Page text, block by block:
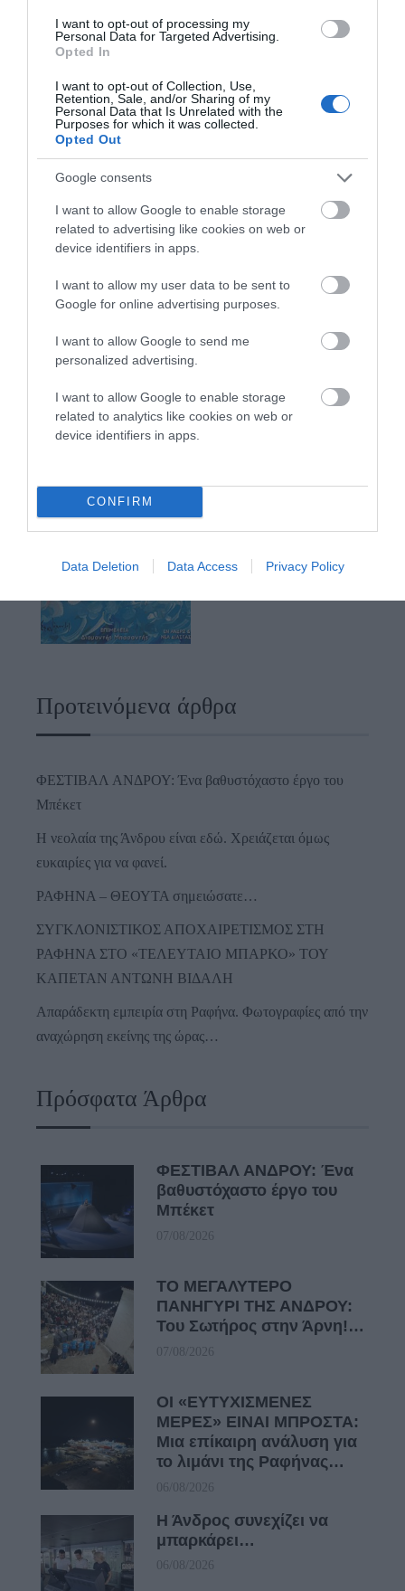
I want to opt-out of processing my
Personal Data for Targeted Advertising.
Opted In
I want to opt-out of Collection, Use,
Retention, Sale, and/or Sharing of my
Personal Data that Is Unrelated with the
Purposes for which it was collected.
Opted Out
Google consents
I want to allow Google to enable storage
related to advertising like cookies on web or
device identifiers in apps.
I want to allow my user data to be sent to
Google for online advertising purposes.
I want to allow Google to send me
personalized advertising.
I want to allow Google to enable storage
related to analytics like cookies on web or
device identifiers in apps.
CONFIRM
Data Deletion Data Access Privacy Policy
Προτεινόμενα άρθρα
ΦΕΣΤΙΒΑΛ ΑΝΔΡΟΥ: Ένα βαθυστόχαστο έργο του
Μπέκετ
Η νεολαία της Άνδρου είναι εδώ. Χρειάζεται όμως
ευκαιρίες για να φανεί.
ΡΑΦΗΝΑ – ΘΕΟΥΤΑ σημειώσατε…
ΣΥΓΚΛΟΝΙΣΤΙΚΟΣ ΑΠΟΧΑΙΡΕΤΙΣΜΟΣ ΣΤΗ
ΡΑΦΗΝΑ ΣΤΟ «ΤΕΛΕΥΤΑΙΟ ΜΠΑΡΚΟ» ΤΟΥ
ΚΑΠΕΤΑΝ ΑΝΤΩΝΗ ΒΙΔΑΛΗ
Απαράδεκτη εμπειρία στη Ραφήνα. Φωτογραφίες από την
αναχώρηση εκείνης της ώρας…
Πρόσφατα Άρθρα
ΦΕΣΤΙΒΑΛ ΑΝΔΡΟΥ: Ένα
βαθυστόχαστο έργο του
Μπέκετ
07/08/2026
ΤΟ ΜΕΓΑΛΥΤΕΡΟ
ΠΑΝΗΓΥΡΙ ΤΗΣ ΑΝΔΡΟΥ:
Του Σωτήρος στην Άρνη!…
07/08/2026
ΟΙ «ΕΥΤΥΧΙΣΜΕΝΕΣ
ΜΕΡΕΣ» ΕΙΝΑΙ ΜΠΡΟΣΤΑ:
Μια επίκαιρη ανάλυση για
το λιμάνι της Ραφήνας…
06/08/2026
Η Άνδρος συνεχίζει να
μπαρκάρει…
06/08/2026